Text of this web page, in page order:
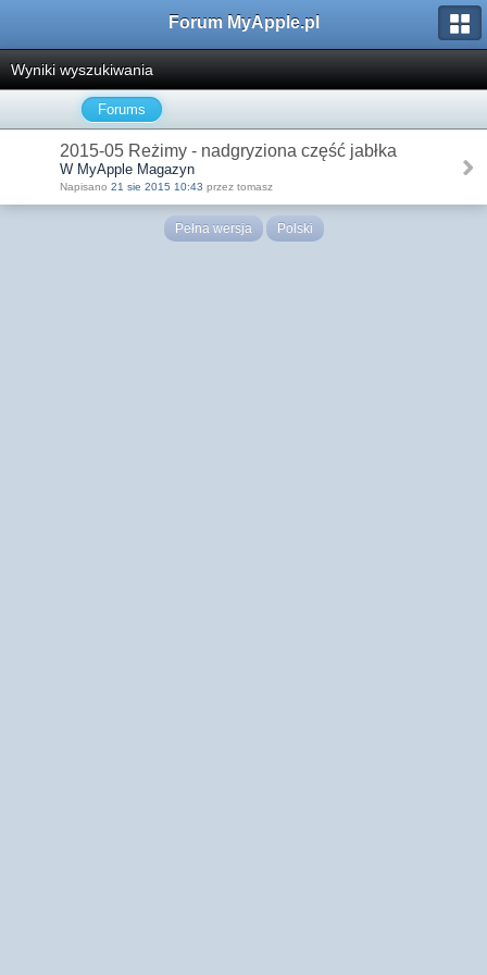
Forum MyApple.pl
Wyniki wyszukiwania
Forums
2015-05 Reżimy - nadgryziona część jabłka
W MyApple Magazyn
Napisano 21 sie 2015 10:43 przez tomasz
Pełna wersja Polski